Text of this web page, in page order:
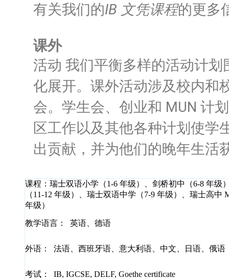
有关我们的IB 文凭课程的更多
课外
活动 我们平衡多样的活动计
化展开。 课外活动涉及校内和
会。 学生会、创业和 MUN 计
区工作以及其他各种计划使学
出贡献，并为他们的晚年生活
课程： 瑞士双语小学（1-6 年级）、剑桥初中（6-8 年级
（11-12 年级）、瑞士双语中学（7-9 年级）、瑞士高中
年级）
教学语言： 英语、德语
外语： 法语、西班牙语、意大利语、中文、日语、俄语
考试： IB, IGCSE, DELF, Goethe certificate